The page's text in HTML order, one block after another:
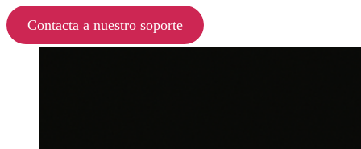
Contacta a nuestro soporte